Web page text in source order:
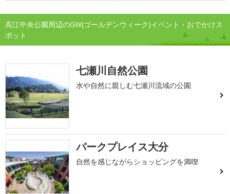
高江中央公園周辺のGW(ゴールデンウィーク)イベント・おでかけス
ポット
七瀬川自然公園
水や自然に親しむ七瀬川流域の公園
パークプレイス大分
自然を感じながらショッピングを満喫